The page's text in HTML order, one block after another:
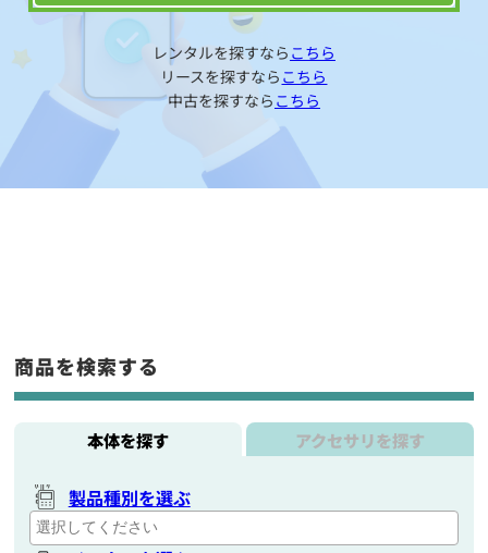
レンタルを探すなら こちら
リースを探すなら こちら
中古を探すなら こちら
商品を検索する
本体を探す アクセサリを探す
製品種別を選ぶ